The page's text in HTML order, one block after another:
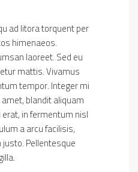
ad litora torquent per
himenaeos.
laoreet. Sed eu
mattis. Vivamus
tempor. Integer mi
blandit aliquam
in fermentum nisl
a arcu facilisis,
Pellentesque